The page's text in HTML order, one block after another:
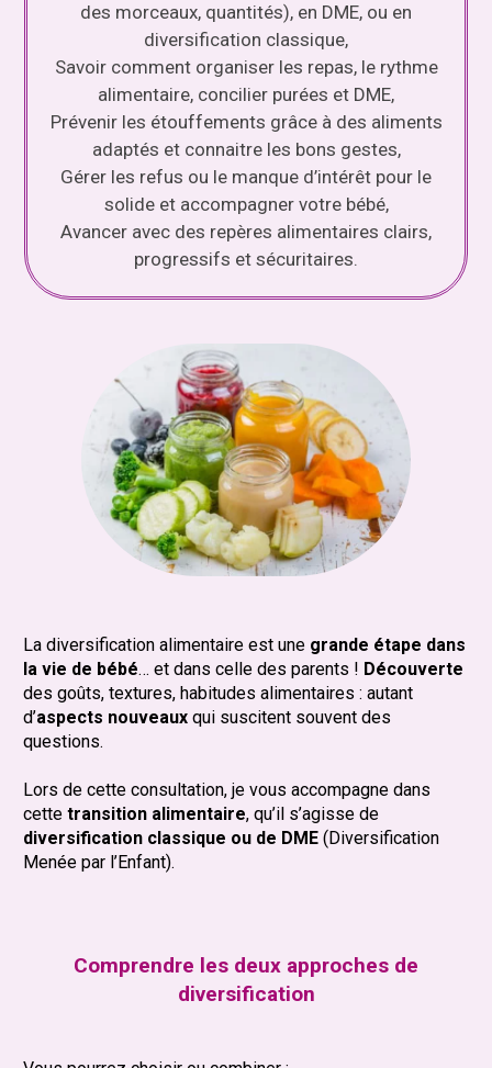
des morceaux, quantités), en DME, ou en
diversification classique,
Savoir comment organiser les repas, le rythme
alimentaire, concilier purées et DME,
Prévenir les étouffements grâce à des aliments
adaptés et connaitre les bons gestes,
Gérer les refus ou le manque d’intérêt pour le
solide et accompagner votre bébé,
Avancer avec des repères alimentaires clairs,
progressifs et sécuritaires.
La diversification alimentaire est une grande étape dans
la vie de bébé… et dans celle des parents ! Découverte
des goûts, textures, habitudes alimentaires : autant
d’aspects nouveauxqui suscitent souvent des
questions.
Lors de cette consultation, je vous accompagne dans
cette transition alimentaire, qu’il s’agisse de
diversification classique ou de DME(Diversification
Menée par l’Enfant).
Comprendre les deux approches de
diversification